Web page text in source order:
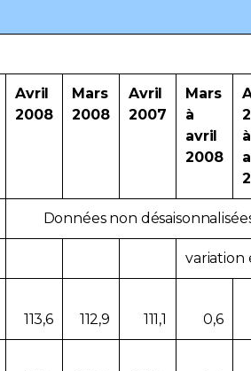
Avril
2008
Mars
2008
Avril
2007
Mars
à
avril
2008
à
Données non
variation
113,6 112,9 111,1 0,6